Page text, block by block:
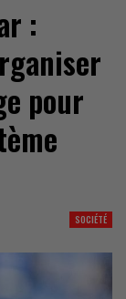
:
pour
SOCIÉTÉ